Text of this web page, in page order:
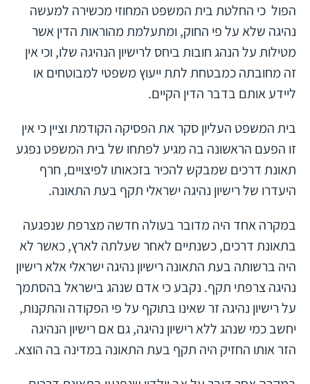
הפול כי החלטת בית המשפט המחוזי מכשירה למעשה
נהיגה שלא על פי החוק, ומתעלמת מהוראות הדין אשר
מטילות על הנהג חובות ביחס לרישיון הנהיגה שלו, וכי אין
זה מחובתה כמבטחת לתת ייעוץ משפטי למבוטחים או
ליידע אותם בדבר הדין הקיים.
בית המשפט העליון סקר את הפסיקה הקודמת וציין כי אין
זו הפעם הראשונה בה מגיע לפתחו של בית המשפט נפגע
תאונת דרכים שמבקש להכיר בזכאותו לפיצויים, חרף
היעדרו של רישיון נהיגה ישראלי תקף בעת התאונה.
במקרה אחד היה מדובר בעולה חדשה מצרפת שנפגעה
בתאונת דרכים, כשנתיים לאחר שעלתה לארץ, כאשר לא
היה ברשותה בעת התאונה רישיון נהיגה ישראלי אלא רישיון
נהיגה צרפתי תקף. נקבע כי אדם שנהג בישראל בהסתמך
על רישיון נהיגה זר שאינו בתוקף על פי הפקודה והתקנות,
יחשב כמי שנהג ללא רישיון נהיגה, גם אם רישיון הנהיגה
הזר אותו החזיק היה תקף בעת התאונה במדינה בה הוצא.